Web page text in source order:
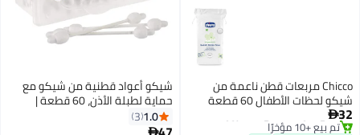
Chicco مربعات قطن ناعمة من
شيكو لحظات الأطفال 60 قطعة
للبشرة الحساسة
32
توصيل مجاني
شيكو أعواد قطنية من شيكو مع
حماية لطبلة الأذن، 60 قطعة |
لتنظيف أذن الطفل | مصنوعة من
جذع ورقي | آمنة وصحية | قابلة
1.0
3